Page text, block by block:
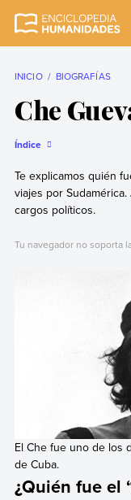
completa y más
INICIO BIOGRAFÍAS
Che
Índice
Te explicamos quién
viajes por
cargos políticos.
Tu navegador no soporta
El Che fue uno de los
de Cuba.
¿Quién fue el